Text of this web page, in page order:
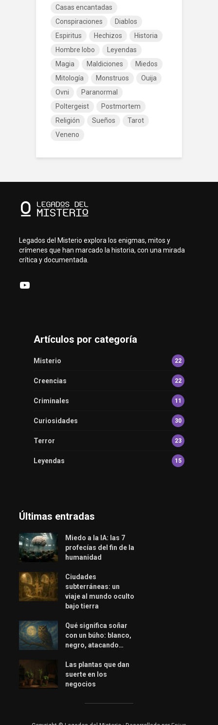
Casas encantadas
Conspiraciones
Diablos
Espiritus
Hechizos
Historia
Hombre lobo
Leyendas
Magia
Maldiciones
Miedos
Mitología
Monstruos
Ouija
Ovni
Paranormal
Poltergeist
Postmortem
Religión
Sueños
Tarot
Veneno
Legados del Misterio explora los enigmas, mitos y
crímenes que han marcado la historia, con una mirada
crítica y documentada.
YouTube
Artículos por categoría
Misterio 22
Creencias 22
Criminales 11
Curiosidades 30
Terror 23
Leyendas 15
Últimas entradas
Miedo a la IA: las 7
profecías del fin de la
humanidad
Ciudades
subterráneas: un
viaje al mundo oculto
bajo tierra
Qué significa soñar
con un búho: blanco,
negro, atacando…
Las plantas que dan
suerte en los
negocios